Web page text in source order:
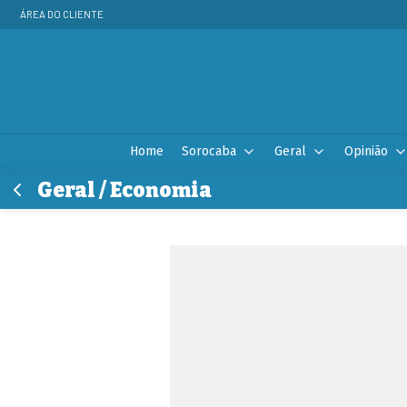
ÁREA DO CLIENTE
Home Sorocaba Geral Opinião
Geral / Economia